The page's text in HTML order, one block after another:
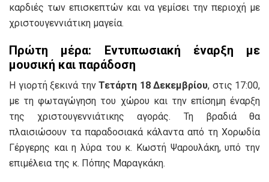
καρδιές των επισκεπτών και να γεμίσει την περιοχή με
χριστουγεννιάτικη μαγεία.
Πρώτη μέρα: Εντυπωσιακή έναρξη με
μουσική και παράδοση
Η γιορτή ξεκινά την Τετάρτη 18 Δεκεμβρίου, στις 17:00,
με τη φωταγώγηση του χώρου και την επίσημη έναρξη
της χριστουγεννιάτικης αγοράς. Τη βραδιά θα
πλαισιώσουν τα παραδοσιακά κάλαντα από τη Χορωδία
Γέργερης και η λύρα του κ. Κωστή Ψαρουλάκη, υπό την
επιμέλεια της κ. Πόπης Μαραγκάκη.